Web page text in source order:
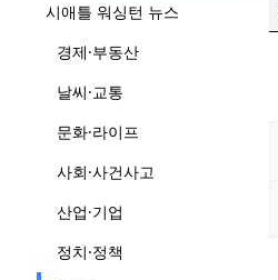
시애틀 워싱턴 뉴스
경제·부동산
날씨·교통
문화·라이프
사회·사건사고
산업·기업
정치·정책